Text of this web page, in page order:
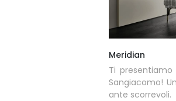
Meridian
Ti
Sangiacomo!
ante scorrevoli.